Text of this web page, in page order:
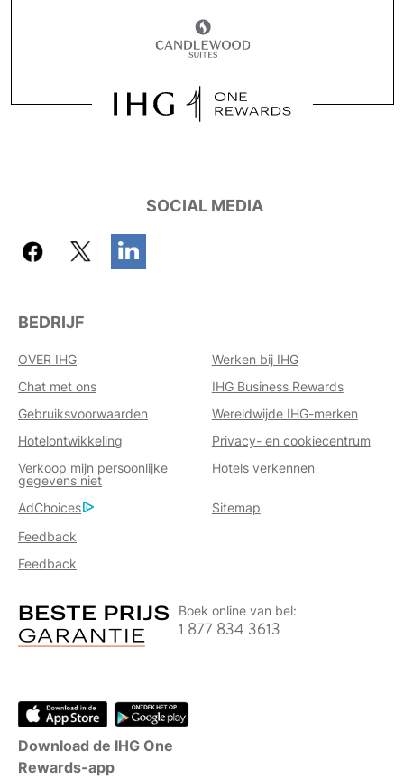
SOCIAL MEDIA
BEDRIJF
OVER IHG
Werken bij IHG
Chat met ons
IHG Business Rewards
Gebruiksvoorwaarden
Wereldwijde IHG-merken
Hotelontwikkeling
Privacy- en cookiecentrum
Verkoop mijn persoonlijke
gegevens niet
Hotels verkennen
AdChoices
Sitemap
Feedback
Feedback
Boek online van bel:
1 877 834 3613
Download de IHG One
Rewards-app